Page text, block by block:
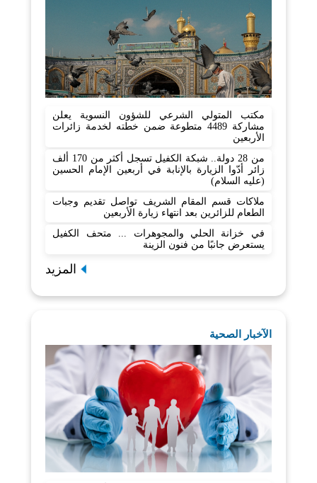
مكتب المتولي الشرعي للشؤون النسوية يعلن
مشاركة 4489 متطوعة ضمن خطته لخدمة زائرات
الأربعين
من 28 دولة.. شبكة الكفيل تسجل أكثر من 170 ألف
زائر أدّوا الزيارة بالإنابة في أربعين الإمام الحسين
(عليه السلام)
ملاكات قسم المقام الشريف تواصل تقديم وجبات
الطعام للزائرين بعد انتهاء زيارة الأربعين
في خزانة الحلي والمجوهرات ... متحف الكفيل
يستعرض جانبًا من فنون الزينة
المزيد
الآخبار الصحية